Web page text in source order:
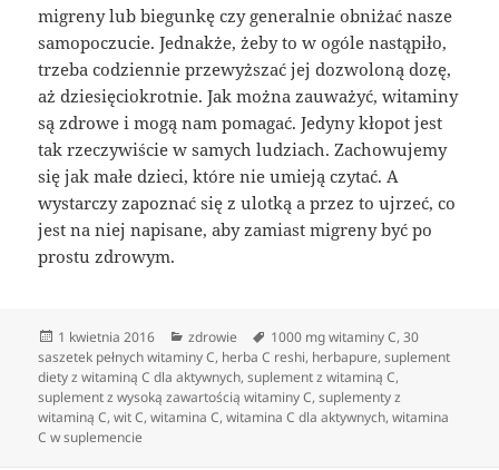
migreny lub biegunkę czy generalnie obniżać nasze
samopoczucie. Jednakże, żeby to w ogóle nastąpiło,
trzeba codziennie przewyższać jej dozwoloną dozę,
aż dziesięciokrotnie. Jak można zauważyć, witaminy
są zdrowe i mogą nam pomagać. Jedyny kłopot jest
tak rzeczywiście w samych ludziach. Zachowujemy
się jak małe dzieci, które nie umieją czytać. A
wystarczy zapoznać się z ulotką a przez to ujrzeć, co
jest na niej napisane, aby zamiast migreny być po
prostu zdrowym.
Data
publikacji
1 kwietnia 2016 Kategorie
zdrowie Tagi
1000 mg witaminy C,30
saszetek pełnych witaminy C, herba C reshi, herbapure,suplement
diety z witaminą C dla aktywnych,suplement z witaminą C,
suplement z wysoką zawartością witaminy C,suplementy z
witaminą C,wit C,witamina C,witamina C dla aktywnych,witamina
C w suplemencie